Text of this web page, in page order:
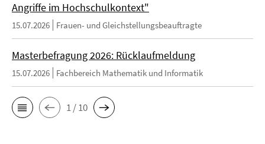
Angriffe im Hochschulkontext"
15.07.2026 Frauen- und Gleichstellungsbeauftragte
Masterbefragung 2026: Rücklaufmeldung
15.07.2026 Fachbereich Mathematik und Informatik
1 / 10